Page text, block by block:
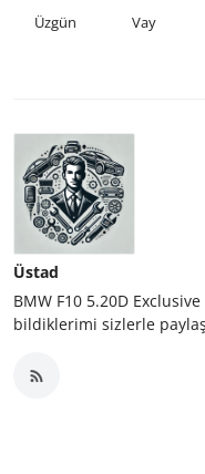
Üzgün Vay
Üstad
BMW F10 5.20D
bildiklerimi sizlerle